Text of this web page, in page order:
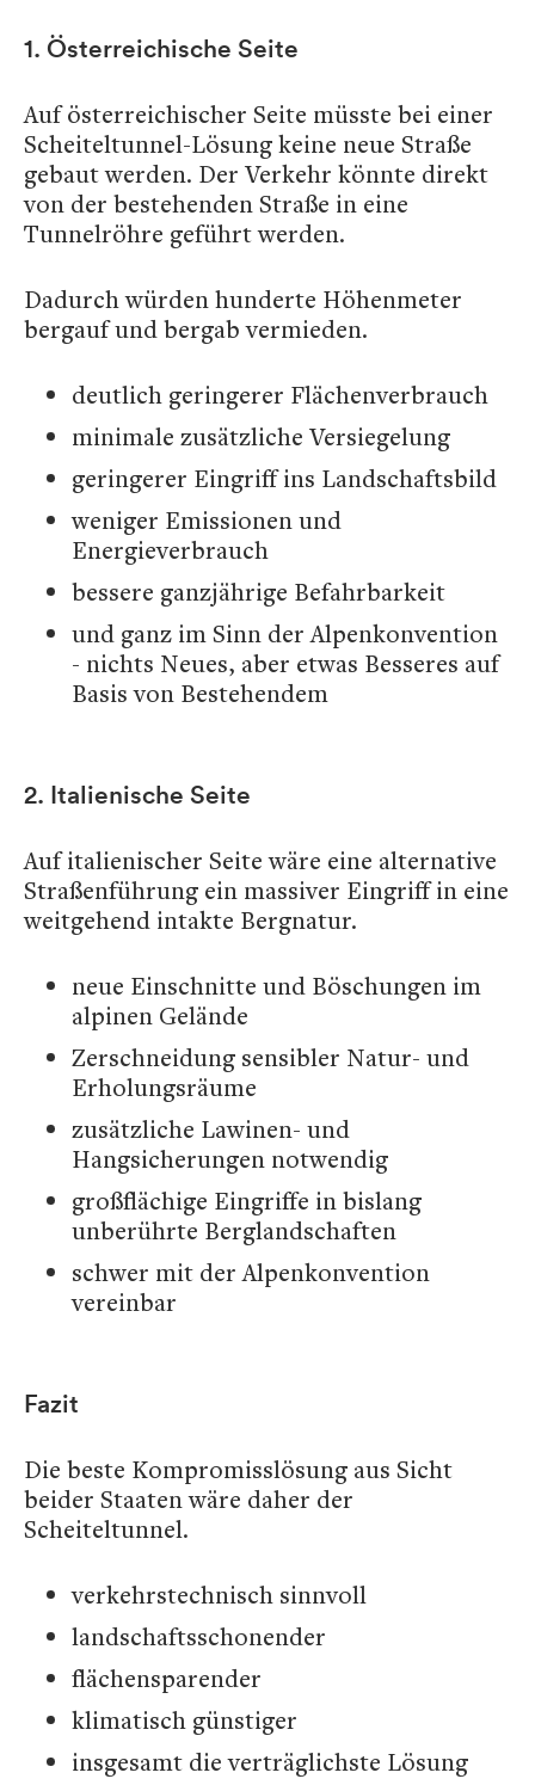
1. Österreichische Seite
Auf österreichischer Seite müsste bei einer
Scheiteltunnel-Lösung keine neue Straße
gebaut werden. Der Verkehr könnte direkt
von der bestehenden Straße in eine
Tunnelröhre geführt werden.
Dadurch würden hunderte Höhenmeter
bergauf und bergab vermieden.
deutlich geringerer Flächenverbrauch
minimale zusätzliche Versiegelung
geringerer Eingriff ins Landschaftsbild
weniger Emissionen und
Energieverbrauch
bessere ganzjährige Befahrbarkeit
und ganz im Sinn der Alpenkonvention
- nichts Neues, aber etwas Besseres auf
Basis von Bestehendem
2. Italienische Seite
Auf italienischer Seite wäre eine alternative
Straßenführung ein massiver Eingriff in eine
weitgehend intakte Bergnatur.
neue Einschnitte und Böschungen im
alpinen Gelände
Zerschneidung sensibler Natur- und
Erholungsräume
zusätzliche Lawinen- und
Hangsicherungen notwendig
großflächige Eingriffe in bislang
unberührte Berglandschaften
schwer mit der Alpenkonvention
vereinbar
Fazit
Die beste Kompromisslösung aus Sicht
beider Staaten wäre daher der
Scheiteltunnel.
verkehrstechnisch sinnvoll
landschaftsschonender
flächensparender
klimatisch günstiger
insgesamt die verträglichste Lösung